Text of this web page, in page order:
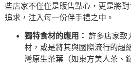
些店家不僅僅是販售點心，更是將
追求，注入每一份伴手禮之中。
獨特食材的應用： 許多店家致
材，或是將其與國際流行的超
灣原生茶葉（如東方美人茶、